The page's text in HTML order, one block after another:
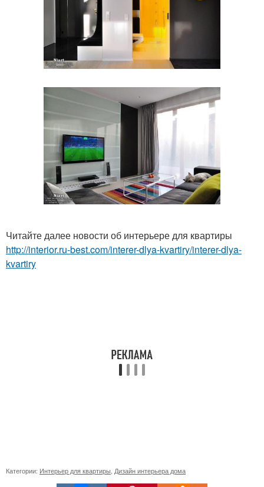
Читайте далее новости об интерьере для квартиры
http://interior.ru-best.com/interer-dlya-kvartiry/interer-dlya-
kvartiry
Категории: Интерьер для квартиры Дизайн интерьера дома